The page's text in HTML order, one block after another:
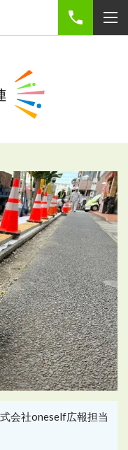
会社oneself広報担当